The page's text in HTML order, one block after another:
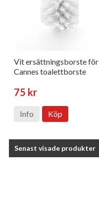
Vit ersättningsborste för
Cannes toalettborste
75 kr
Info Köp
Senast visade produkter